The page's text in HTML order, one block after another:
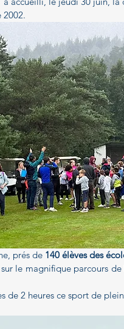
2002.
prés de 140 élèves des
le magnifique parcours
de 2 heures ce sport de